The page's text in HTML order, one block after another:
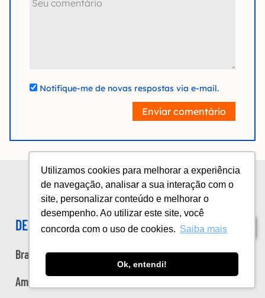
Utilizamos cookies para melhorar a experiência
de navegação, analisar a sua interação com o
site, personalizar conteúdo e melhorar o
desempenho. Ao utilizar este site, você
concorda com o uso de cookies. Saiba mais
Ok, entendi!
Índice
Notifique-me de novas respostas via e-mail.
Enviar comentário
DESTINOS
Brasil
Américas